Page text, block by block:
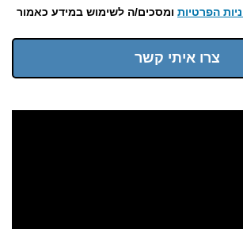
הפרטיות ומסכים/ה לשימוש במידע כאמור
צרו איתי קשר